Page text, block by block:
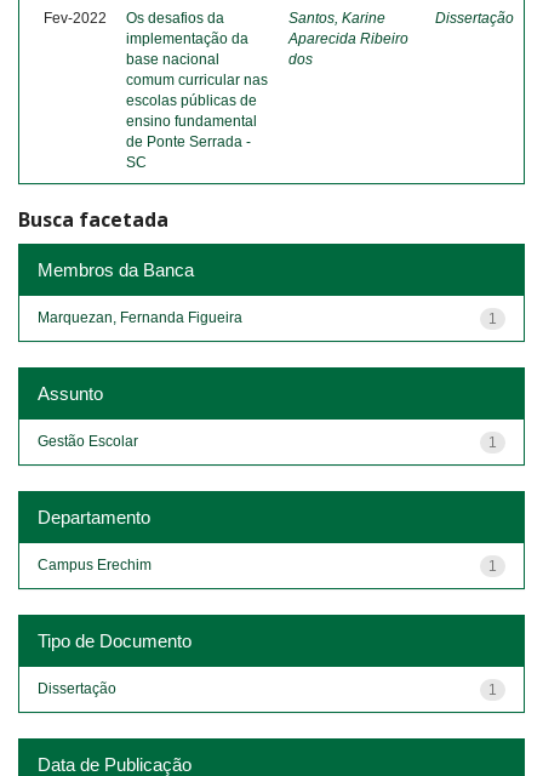
Fev-2022
Os desafios da
implementação da
base nacional
comum curricular nas
escolas públicas de
ensino fundamental
de Ponte Serrada -
SC
Santos, Karine
Aparecida Ribeiro
dos
Dissertação
Busca facetada
Membros da Banca
1
Marquezan, Fernanda Figueira
Assunto
1
Gestão Escolar
Departamento
1
Campus Erechim
Tipo de Documento
1
Dissertação
Data de Publicação